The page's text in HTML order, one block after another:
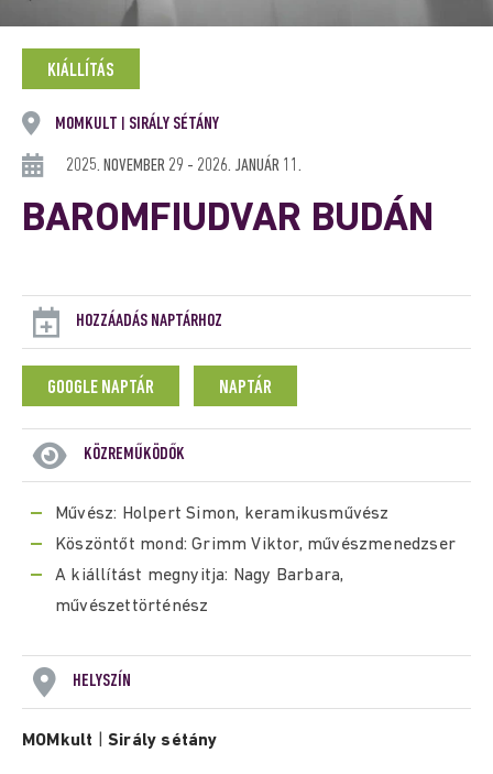
KIÁLLÍTÁS
MOMKULT SIRÁLY SÉTÁNY
2025. NOVEMBER 29 - 2026. JANUÁR 11.
BAROMFIUDVAR BUDÁN
HOZZÁADÁS NAPTÁRHOZ
GOOGLE NAPTÁR NAPTÁR
KÖZREMŰKÖDŐK
Művész: Holpert Simon, keramikusművész
Köszöntőt mond: Grimm Viktor, művészmenedzser
A kiállítást megnyitja: Nagy Barbara,
művészettörténész
HELYSZÍN
MOMkult |Sirály sétány